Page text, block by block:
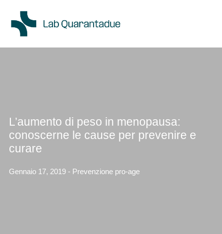
Skip to main content
L’aumento di peso in menopausa:
conoscerne le cause per prevenire e
curare
Gennaio 17, 2019 - Prevenzione pro-age